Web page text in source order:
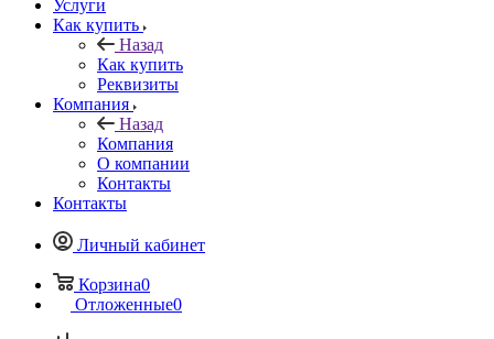
Услуги
Как купить
Назад
Как купить
Реквизиты
Компания
Назад
Компания
О компании
Контакты
Контакты
Личный кабинет
Корзина0
Отложенные0